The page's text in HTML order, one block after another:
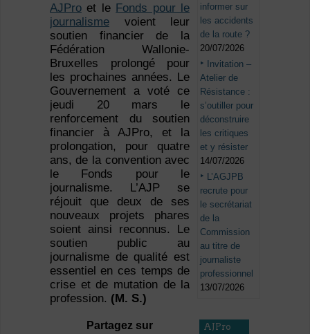
AJProet le Fonds pour le
journalismevoient leur
soutien financier de la
Fédération Wallonie-
Bruxelles prolongé pour
les prochaines années. Le
Gouvernement a voté ce
jeudi 20 mars le
renforcement du soutien
financier à AJPro, et la
prolongation, pour quatre
ans, de la convention avec
le Fonds pour le
journalisme. L’AJP se
réjouit que deux de ses
nouveaux projets phares
soient ainsi reconnus. Le
soutien public au
journalisme de qualité est
essentiel en ces temps de
crise et de mutation de la
profession. (M. S.)
Partagez sur
informer sur
les accidents
de la route ?
20/07/2026
Invitation –
Atelier de
Résistance :
s’outiller pour
déconstruire
les critiques
et y résister
14/07/2026
L’AGJPB
recrute pour
le secrétariat
de la
Commission
au titre de
journaliste
professionnel
13/07/2026
AJPro